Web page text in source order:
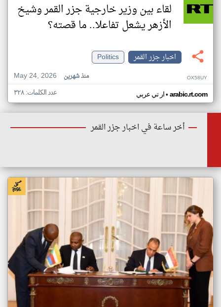
لقاء بين وزير خارجية جزر القمر وشيخ
الأزهر يشعل تفاعلا.. ما قصته؟
اخبار جزر القمر
Politics
May 24, 2026
منذ شهرين OX58UY
ار تي عربي• arabic.rt.com عدد الكلمات: ٣٢٨
أخر ساعة في اخبار جزر القمر